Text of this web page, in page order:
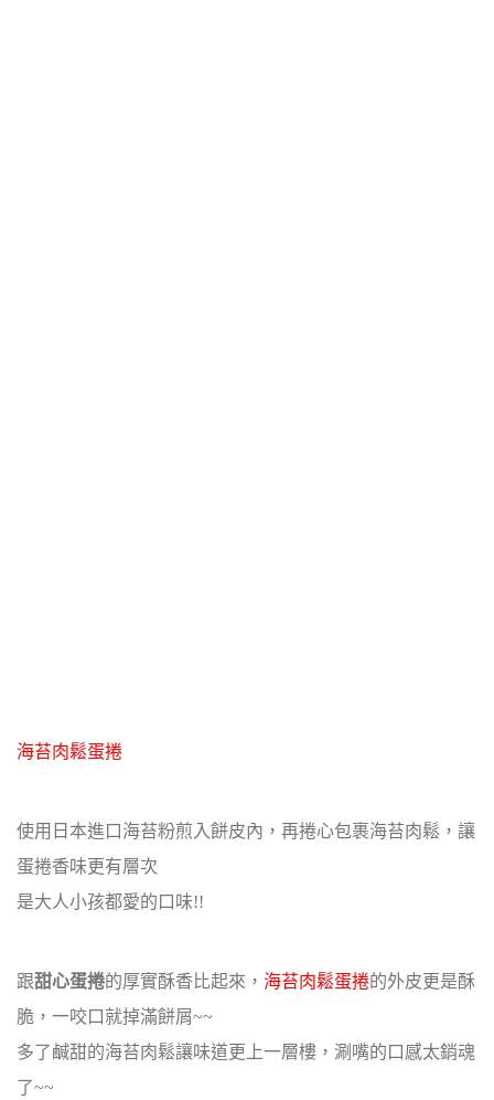
海苔肉鬆蛋捲
使用日本進口海苔粉煎入餅皮內，再捲心包裹海苔肉鬆，讓
蛋捲香味更有層次
是大人小孩都愛的口味!!
跟甜心蛋捲的厚實酥香比起來， 海苔肉鬆蛋捲的外皮更是酥
脆，一咬口就掉滿餅屑~~
多了鹹甜的海苔肉鬆讓味道更上一層樓，涮嘴的口感太銷魂
了~~